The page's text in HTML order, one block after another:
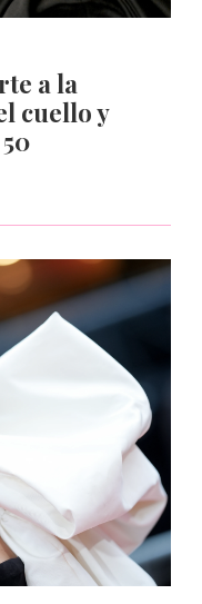
a la
cuello y